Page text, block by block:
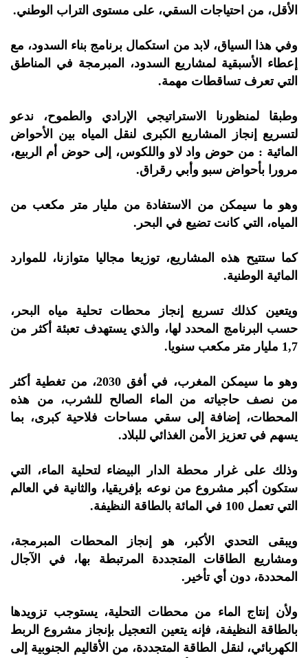
الأقل، من احتياجات السقي، على مستوى التراب الوطني.
وفي هذا السياق، لابد من استكمال برنامج بناء السدود، مع
إعطاء الأسبقية لمشاريع السدود، المبرمجة في المناطق
التي تعرف تساقطات مهمة.
وطبقا لمنظورنا الاستراتيجي الإرادي والطموح، ندعو
لتسريع إنجاز المشاريع الكبرى لنقل المياه بين الأحواض
المائية : من حوض واد لاو واللكوس، إلى حوض أم الربيع،
مرورا بأحواض سبو وأبي رقراق.
وهو ما سيمكن من الاستفادة من مليار متر مكعب من
المياه، التي كانت تضيع في البحر.
كما ستتيح هذه المشاريع، توزيعا مجاليا متوازنا، للموارد
المائية الوطنية.
ويتعين كذلك تسريع إنجاز محطات تحلية مياه البحر،
حسب البرنامج المحدد لها، والذي يستهدف تعبئة أكثر من
1,7 مليار متر مكعب سنويا.
وهو ما سيمكن المغرب، في أفق 2030، من تغطية أكثر
من نصف حاجياته من الماء الصالح للشرب، من هذه
المحطات، إضافة إلى سقي مساحات فلاحية كبرى، بما
يسهم في تعزيز الأمن الغذائي للبلاد.
وذلك على غرار محطة الدار البيضاء لتحلية الماء، التي
ستكون أكبر مشروع من نوعه بإفريقيا، والثانية في العالم
التي تعمل 100 في المائة بالطاقة النظيفة.
ويبقى التحدي الأكبر، هو إنجاز المحطات المبرمجة،
ومشاريع الطاقات المتجددة المرتبطة بها، في الآجال
المحددة، دون أي تأخير.
ولأن إنتاج الماء من محطات التحلية، يستوجب تزويدها
بالطاقة النظيفة، فإنه يتعين التعجيل بإنجاز مشروع الربط
الكهربائي، لنقل الطاقة المتجددة، من الأقاليم الجنوبية إلى